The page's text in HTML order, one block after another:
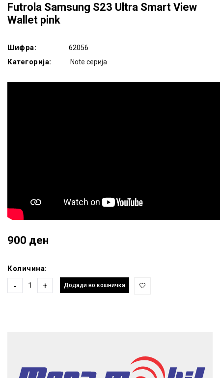
Futrola Samsung S23 Ultra Smart View
Wallet pink
Шифра: 62056
Категорија: Note серија
900 ден
Количина:
- + Додади во кошничка